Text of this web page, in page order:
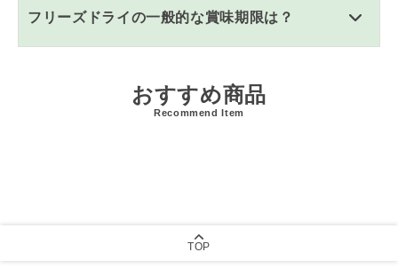
フリーズドライの一般的な賞味期限は？
おすすめ商品
Recommend Item
TOP